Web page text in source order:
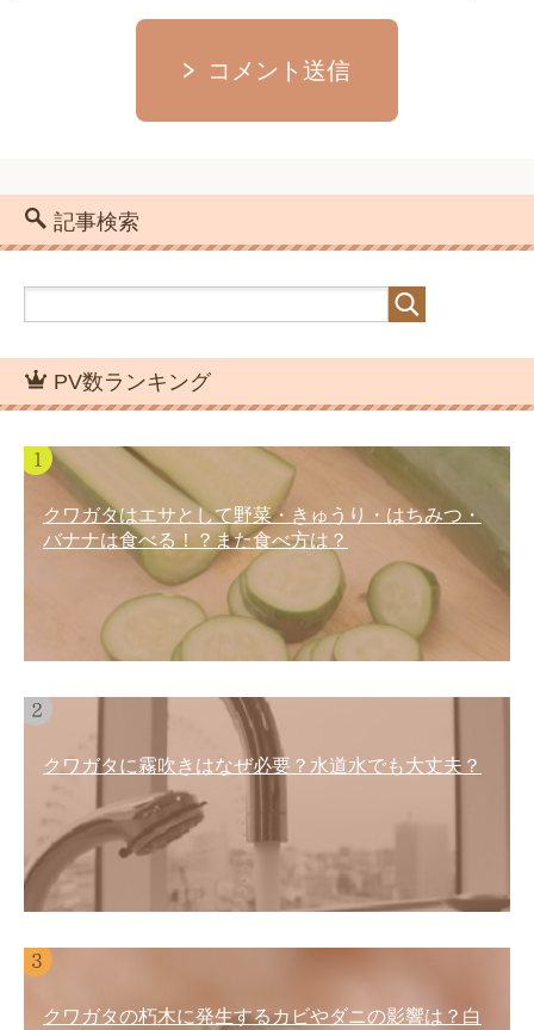
コメント送信
記事検索
PV数ランキング
クワガタはエサとして野菜・きゅうり・はちみつ・
バナナは食べる！？また食べ方は？
クワガタに霧吹きはなぜ必要？水道水でも大丈夫？
クワガタの朽木に発生するカビやダニの影響は？白